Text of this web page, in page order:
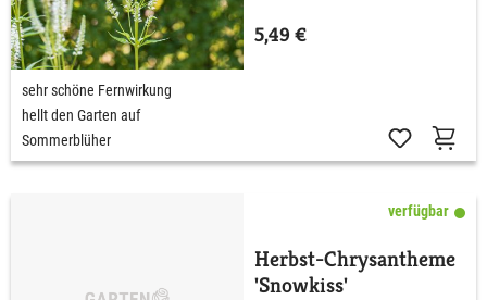
5,49 €
sehr schöne Fernwirkung
hellt den Garten auf
Sommerblüher
verfügbar
Herbst-Chrysantheme
'Snowkiss'